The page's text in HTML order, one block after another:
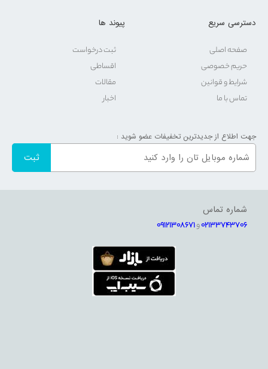
دسترسی سریع
صفحه اصلی
حریم خصوصی
شرایط و قوانین
تماس با ما
پیوند ها
ثبت درخواست
اقساطی
مقالات
اخبار
جهت اطلاع از جدیدترین تخفیفات عضو شوید :
شماره تماس
02133743706و09121308671